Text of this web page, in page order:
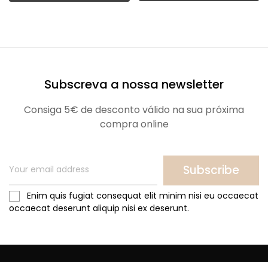
Subscreva a nossa newsletter
Consiga 5€ de desconto válido na sua próxima
compra online
Subscribe
Enim quis fugiat consequat elit minim nisi eu occaecat
occaecat deserunt aliquip nisi ex deserunt.